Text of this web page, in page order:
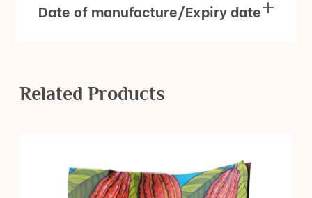
Date of manufacture/Expiry date
Related Products